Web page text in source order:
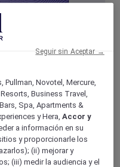
añoen sus estancias en +30
Pullman, Novotel, Mercure,
Business Travel,
Spa, Apartments &
y Hera,Accor y
a información en su
y proporcionarle los
(ii) mejorar y
(iii) medir la audiencia y el
Seguir sin Aceptar →